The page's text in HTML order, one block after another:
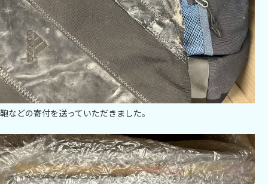
鞄などの寄付を送っていただきました。